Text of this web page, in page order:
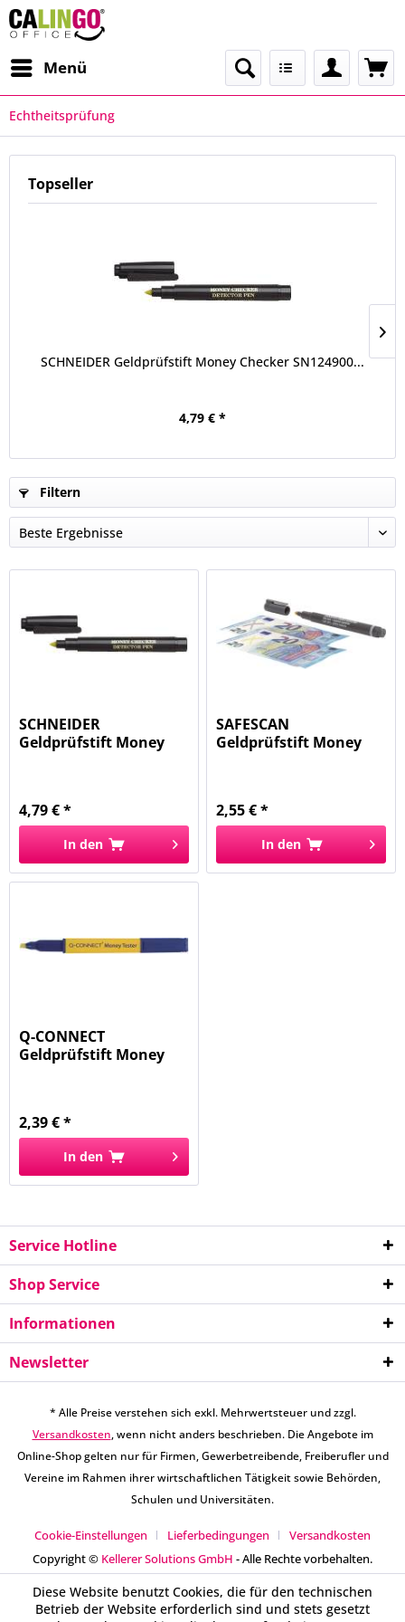
Menü
Echtheitsprüfung
Topseller
SCHNEIDER Geldprüfstift Money Checker SN124900...
4,79 € *
Filtern
SCHNEIDER
Geldprüfstift Money
4,79 € *
In den
SAFESCAN
Geldprüfstift Money
2,55 € *
In den
Q-CONNECT
Geldprüfstift Money
2,39 € *
In den
Service Hotline
Shop Service
Informationen
Newsletter
* Alle Preise verstehen sich exkl. Mehrwertsteuer und zzgl.
Versandkosten, wenn nicht anders beschrieben. Die Angebote im
Online-Shop gelten nur für Firmen, Gewerbetreibende, Freiberufler und
Vereine im Rahmen ihrer wirtschaftlichen Tätigkeit sowie Behörden,
Schulen und Universitäten.
Cookie-Einstellungen Lieferbedingungen
Versandkosten
Copyright © Kellerer Solutions GmbH - Alle Rechte vorbehalten.
Diese Website benutzt Cookies, die für den technischen
Betrieb der Website erforderlich sind und stets gesetzt